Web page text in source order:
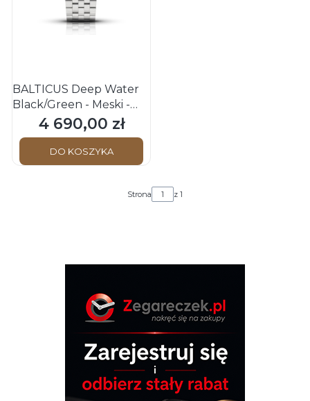
BALTICUS Deep Water
Black/Green - Męski -
Zegarek mechaniczny z
automatycznym
naciągiem
Cena
4 690,00 zł
DO KOSZYKA
Strona z 1